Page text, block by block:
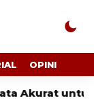
OPINI
untuk